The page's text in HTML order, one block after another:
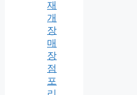
재
개
장
매
장
점
포